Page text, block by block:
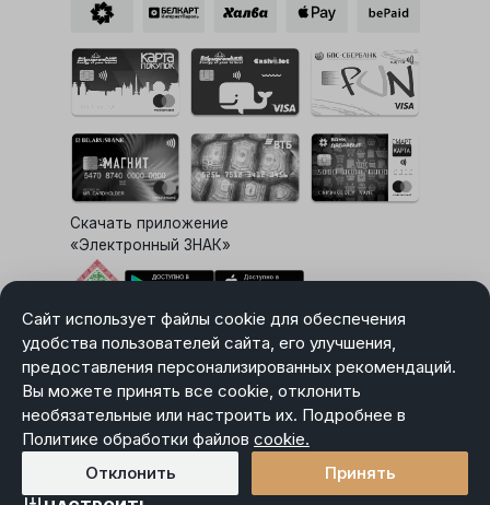
Сайт использует файлы cookie для обеспечения
удобства пользователей сайта, его улучшения,
предоставления персонализированных рекомендаций.
Вы можете принять все cookie, отклонить
необязательные или настроить их. Подробнее в
Политике обработки файлов cookie.
Отклонить Принять
Скачать приложение
«Электронный ЗНАК»
Выбор настроек Cookie
Карта сайта
Политика в отношении обработки персональных данных
Пользовательское соглашение